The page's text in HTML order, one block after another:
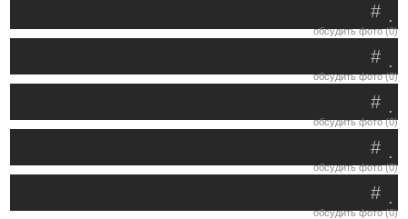
.
#
обсудить фото (0)
.
#
обсудить фото (0)
.
#
обсудить фото (0)
.
#
обсудить фото (0)
.
#
обсудить фото (0)